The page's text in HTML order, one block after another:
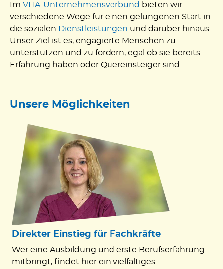
Im VITA-Unternehmensverbund bieten wir
verschiedene Wege für einen gelungenen Start in
die sozialen Dienstleistungen und darüber hinaus.
Unser Ziel ist es, engagierte Menschen zu
unterstützen und zu fördern, egal ob sie bereits
Erfahrung haben oder Quereinsteiger sind.
Unsere Möglichkeiten
Direkter Einstieg für Fachkräfte
Wer eine Ausbildung und erste Berufserfahrung
mitbringt, findet hier ein vielfältiges